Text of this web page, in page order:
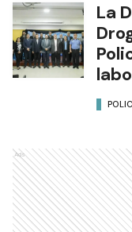
La
Ads